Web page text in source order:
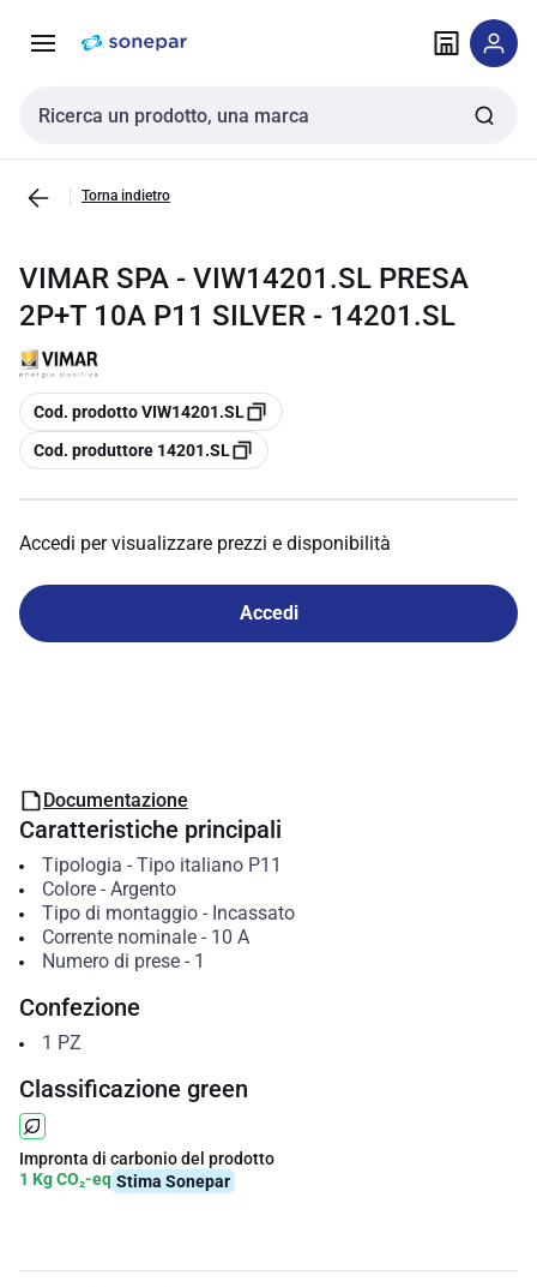
navigazione alla
Cerca input
Torna indietro
VIMAR SPA - VIW14201.SL PRESA
2P+T 10A P11 SILVER - 14201.SL
copia
Cod. prodotto VIW14201.SL
copia
Cod. produttore 14201.SL
Accedi per visualizzare prezzi e disponibilità
Accedi
Documentazione
Caratteristiche principali
Tipologia - Tipo italiano P11
Colore- Argento
Tipo di montaggio- Incassato
Corrente nominale- 10 A
Numero di prese- 1
Confezione
1 PZ
Classificazione green
Impronta di carbonio del prodotto
1 Kg CO₂-eq Stima Sonepar